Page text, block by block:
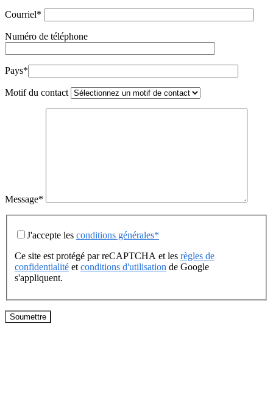
Courriel*
Numéro de téléphone
Pays*
Motif du contact
Message*
J'accepte les conditions générales*
Ce site est protégé par reCAPTCHA et les règles de
confidentialité et conditions d'utilisation de Google
s'appliquent.